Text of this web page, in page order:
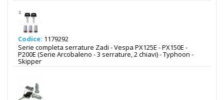
Codice: 1179292
Serie completa serrature Zadi - Vespa PX125E - PX150E -
P200E (Serie Arcobaleno - 3 serrature, 2 chiavi) - Typhoon -
Skipper